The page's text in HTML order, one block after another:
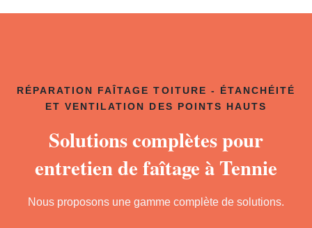
RÉPARATION FAÎTAGE TOITURE - ÉTANCHÉITÉ
ET VENTILATION DES POINTS HAUTS
Solutions complètes pour
entretien de faîtage à Tennie
Nous proposons une gamme complète de solutions.